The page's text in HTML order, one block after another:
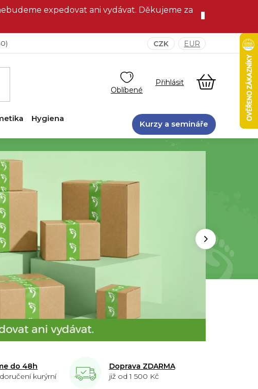
expedovat ani vydávat. Děkujeme za
CZK EUR
NÁKUPNÍ
KOŠÍK
Hygiena
Kurzy a semináře
do 48h
kurýrní
Doprava ZDARMA
již od 1 500 Kč